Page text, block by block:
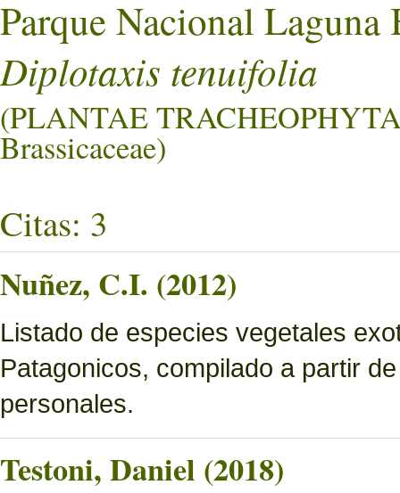
Parque Nacional Laguna
Diplotaxis tenuifolia
(PLANTAE
Brassicaceae)
Citas: 3
Nuñez, C.I. (2012)
Listado de especies vegetales
Patagonicos, compilado a partir
personales.
Testoni, Daniel (2018)